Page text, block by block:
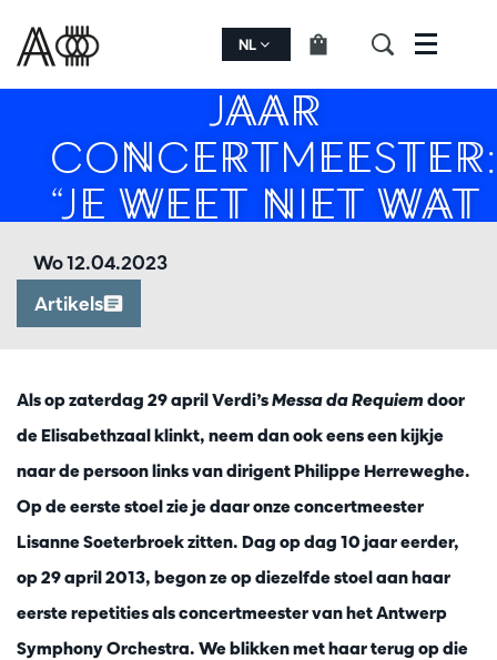
NL Menu
LISANNE
SOETERBROEK, 10
JAAR
CONCERTMEESTER:
“JE WEET NIET WAT
HET IS TOT JE HET
Artikels
Wo 12.04.2023
Als op zaterdag 29 april Verdi’sMessa da Requiemdoor
de Elisabethzaal klinkt, neem dan ook eens een kijkje
naar de persoon links van dirigent Philippe Herreweghe.
Op de eerste stoel zie je daar onze concertmeester
Lisanne Soeterbroek zitten. Dag op dag 10 jaar eerder,
op 29 april 2013, begon ze op diezelfde stoel aan haar
eerste repetities als concertmeester van het Antwerp
Symphony Orchestra. We blikken met haar terug op die